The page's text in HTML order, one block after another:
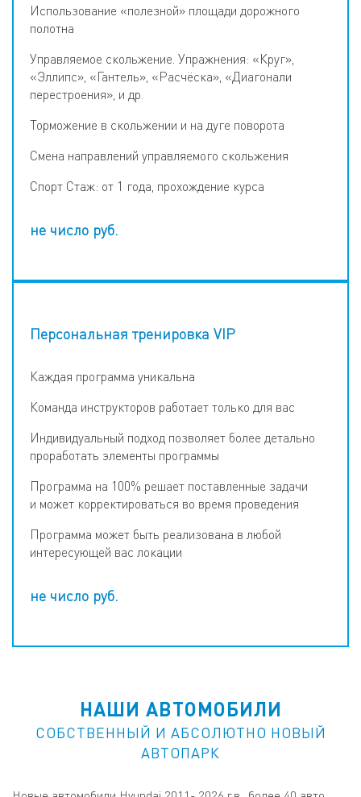
Использование «полезной» площади дорожного
полотна
Управляемое скольжение. Упражнения: «Круг»,
«Эллипс», «Гантель», «Расчёска», «Диагонали
перестроения», и др.
Торможение в скольжении и на дуге поворота
Смена направлений управляемого скольжения
Спорт Стаж: от 1 года, прохождение курса
не число руб.
Персональная тренировка VIP
Каждая программа уникальна
Команда инструкторов работает только для вас
Индивидуальный подход позволяет более детально
проработать элементы программы
Программа на 100% решает поставленные задачи
и может корректироваться во время проведения
Программа может быть реализована в любой
интересующей вас локации
не число руб.
НАШИ АВТОМОБИЛИ
СОБСТВЕННЫЙ И АБСОЛЮТНО НОВЫЙ
АВТОПАРК